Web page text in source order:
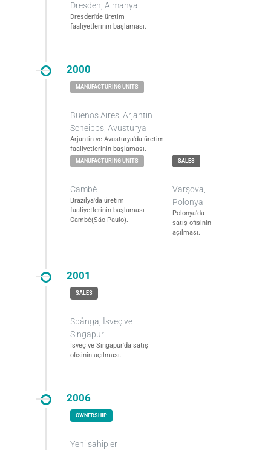
Dresden, Almanya
Dresden'de üretim
faaliyetlerinin başlaması.
2000
Buenos Aires, Arjantin
Scheibbs, Avusturya
Arjantin ve Avusturya'da üretim
faaliyetlerinin başlaması.
Cambè
Brazilya'da üretim
faaliyetlerinin başlaması
Cambè(São Paulo).
Varşova,
Polonya
Polonya'da
satış ofisinin
açılması.
2001
Spånga, İsveç ve
Singapur
İsveç ve Singapur'da satış
ofisinin açılması.
2006
Yeni sahipler